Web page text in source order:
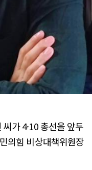
가 4·10 총선을 앞두
의힘 비상대책위원장